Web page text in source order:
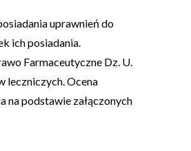
uprawnień do
ich posiadania.
Farmaceutyczne Dz. U.
leczniczych. Ocena
na podstawie załączonych